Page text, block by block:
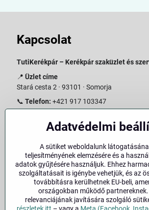
Kapcsolat
TutiKerékpár – Kerékpár szaküzlet és
📍 Üzlet címe
Stará cesta 2 · 93101 · Somorja
📞 Telefon: +421 917 103347
Nyitvatartás:
Hétfő–Péntek: 09:00–15:00
Szombat: 09:00–11:00
Vasárnap: Zárva
Bolt megtekintése a térképen(Google
Adatvédelmi
A sütiket weboldalunk
teljesítményének elemzésére és a
adatok gyűjtésére használjuk. Ehhez
szolgáltatásait is igénybe vehetjük, és az
továbbításra kerülhetnek EU-beli,
országokban működő
relevanciájának javítására szolgáló